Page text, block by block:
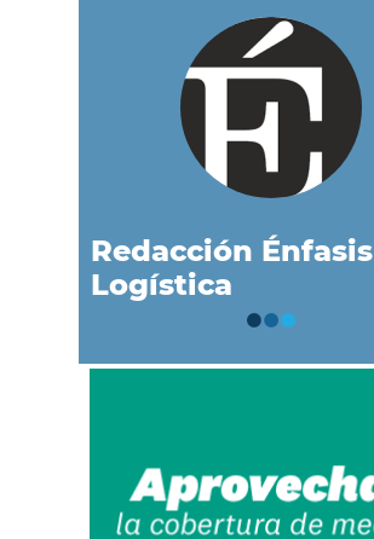
Redacción Énfasis
Logística